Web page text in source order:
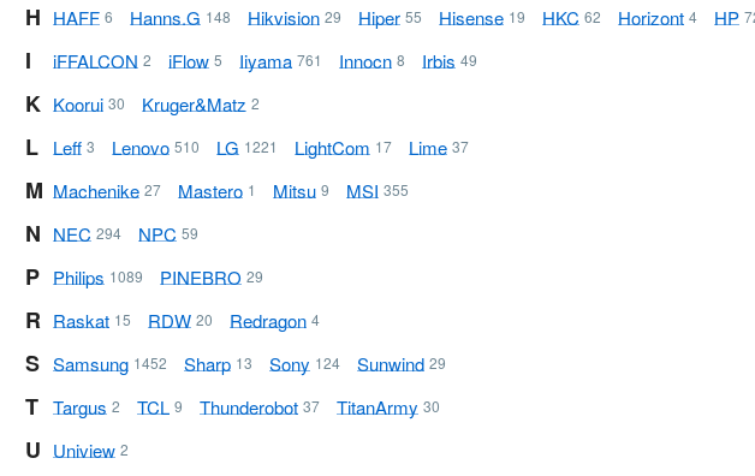
H HAFF 6 Hanns.G 148 Hikvision 29 Hiper 55 Hisense 19 HKC 62 Horizont 4 HP
I iFFALCON 2 iFlow 5 Iiyama 761 Innocn 8 Irbis 49
K Koorui 30 Kruger&Matz 2
L Leff 3 Lenovo 510 LG 1221 LightCom 17 Lime 37
M Machenike 27 Mastero 1 Mitsu 9 MSI 355
N NEC 294 NPC 59
P Philips 1089 PINEBRO 29
R Raskat 15 RDW 20 Redragon 4
S Samsung 1452 Sharp 13 Sony 124 Sunwind 29
T Targus 2 TCL 9 Thunderobot 37 Titan Army 30
U Uniview 2